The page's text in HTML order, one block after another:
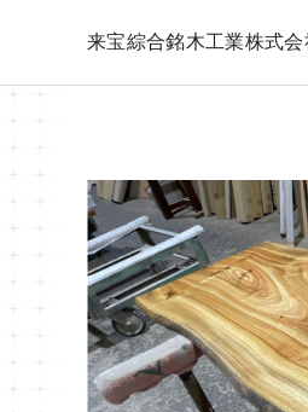
来宝綜合銘木工業株式会